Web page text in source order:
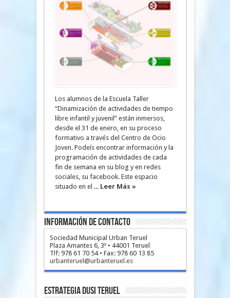
Los alumnos de la Escuela Taller
“Dinamización de actividades de tiempo
libre infantil y juvenil” están inmersos,
desde el 31 de enero, en su proceso
formativo a través del Centro de Ocio
Joven. Podeís encontrar información y la
programación de actividades de cada
fin de semana en su blog y en redes
sociales, su facebook. Este espacio
situado en el ... Leer Más »
Información de Contacto
Sociedad Municipal Urban Teruel
Plaza Amantes 6, 3º • 44001 Teruel
Tlf: 978 61 70 54 • Fax: 978 60 13 85
urbanteruel@urbanteruel.es
Estrategia DUSI Teruel